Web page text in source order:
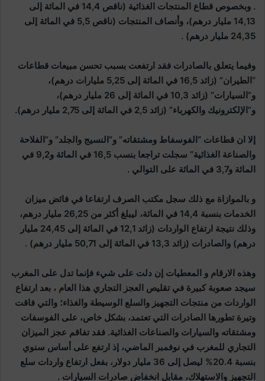
. وبخصوص قطاع المنتجات الغذائية (ناقص 14,4 في المائة إلى
14,13 مليار درهم)، وأنصاف المنتجات (ناقص 5,5 في المائة إلى
24,35 مليار درهم) .
وفيما يتعلق بالصادرات فقد ارتفعت بسبب تحسن مبيعات قطاعات
“الطيران” (زائد 16,5 في المائة إلى 5,25 مليارات درهم)،
و”السيارات” (زائد 10,3 في المائة إلى 26 مليار درهم)،
و”الإلكترونيك والكهرباء” (زائد 2,5 في المائة إلى 2,75 مليار درهم).
إلا ان قطاعات “الفوسفاط ومشتقاته” و”النسيج والجلد” و”الفلاحة
والصناعة الغذائية” سجلت تراجعا بنسب 16,5 في المائة و9,2 في
المائة و3,7 في المائة على التوالي .
و بالموازاة مع ذلك سجل مكتب الصرف ارتفاعا في فائض ميزان
الخدمات بنسبة 14,4 في المائة، ليبلغ أكثر من 26,25 مليار درهم،
وذلك نتيجة ارتفاع الواردات (زائد 12,1 في المائة إلى 24,45 مليار
درهم) والصادرات (زائد 13,3 في المائة إلى 50,71 مليار درهم) .
وهذه الارقام و المعطيات إن دلت على شيء فإنما تدل على المغرب
سيجد صعوبة كبيرة في تقليص العجز التجاري هذا العام ، بعد ارتفاع
الواردات من منتجات التجهيز والسلع الوسيطة والغذاء؛ والتي فاقت
وتيرة تطورها الصادرات التي تعتمد، بشكل خاص، على الفوسفات
ومشتقاته والسيارات والصناعات الغذائية. فقد تفاقم عجز الميزان
التجاري للمغرب في نوفمبر الماضي، إذ ارتفع على أساس سنوي
بنسبة 20.4% ليصل إلى 36 مليار دولار، بفعل ارتفاع واردات سلع
التجهيز والاستهلاك، مقابل انخفاض صادرات السيارات .